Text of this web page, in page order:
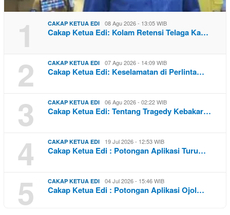
1 CAKAP KETUA EDI 08 Agu 2026 - 13:05 WIB
Cakap Ketua Edi: Kolam Retensi Telaga Ka…
2 CAKAP KETUA EDI 07 Agu 2026 - 14:09 WIB
Cakap Ketua Edi: Keselamatan di Perlinta…
3 CAKAP KETUA EDI 06 Agu 2026 - 02:22 WIB
Cakap Ketua Edi: Tentang Tragedy Kebakar…
4 CAKAP KETUA EDI 19 Jul 2026 - 12:53 WIB
Cakap Ketua Edi : Potongan Aplikasi Turu…
5 CAKAP KETUA EDI 04 Jul 2026 - 15:46 WIB
Cakap Ketua Edi : Potongan Aplikasi Ojol…